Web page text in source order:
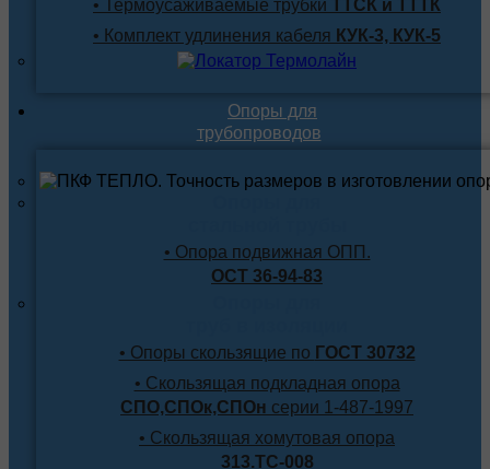
• Термоусаживаемые трубки ТТСК и ТТТК
• Комплект удлинения кабеля КУК-3, КУК-5
Опоры для
трубопроводов
• Опора подвижная ОПП.
ОСТ 36-94-83
• Опоры скользящие по ГОСТ 30732
• Скользящая подкладная опора
СПО,СПОк,СПОн серии 1-487-1997
• Скользящая хомутовая опора
313.ТС-008